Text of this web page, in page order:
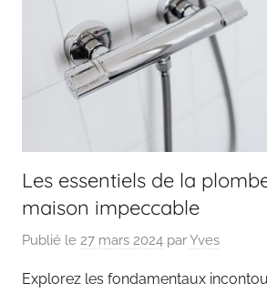
Les essentiels de la
maison impeccable
Publié le 27 mars 2024 parYves
Explorez les fondamentaux